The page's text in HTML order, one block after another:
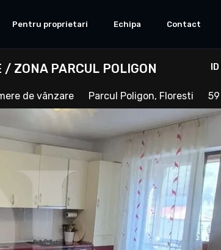
Pentru proprietari Echipa Contact
ZONA PARCUL POLIGON
de vânzare Parcul Poligon, Floresti